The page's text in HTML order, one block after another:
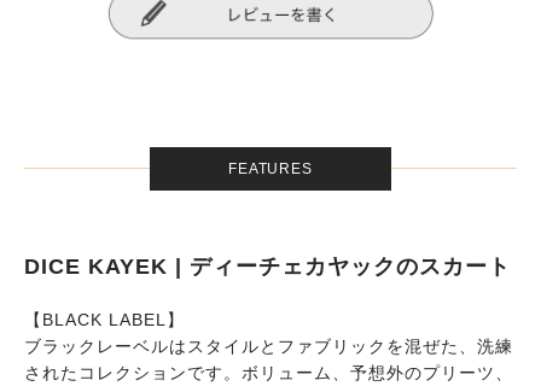
FEATURES
DICE KAYEK | ディーチェカヤックのスカート
【BLACK LABEL】
ブラックレーベルはスタイルとファブリックを混ぜた、洗練
されたコレクションです。ボリューム、予想外のプリーツ、